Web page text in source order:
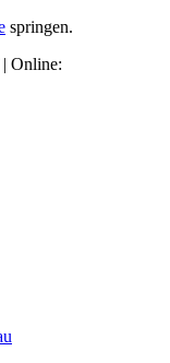
springen.
| Online: